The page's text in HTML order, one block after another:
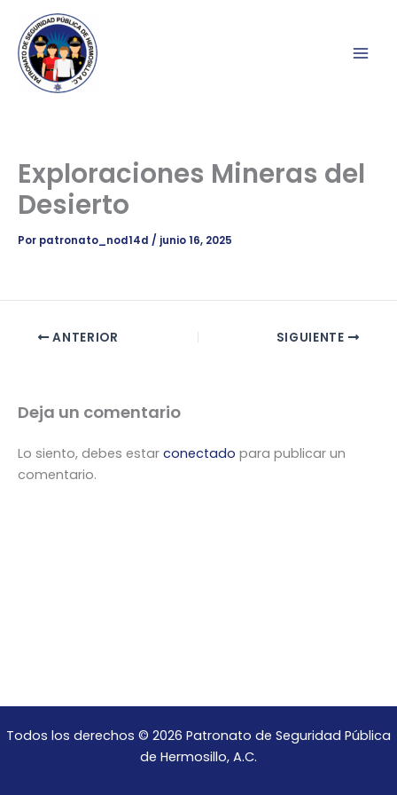
contenido
Exploraciones Mineras del
Desierto
Por patronato_nod14d / junio 16, 2025
ANTERIOR SIGUIENTE
Deja un comentario
Lo siento, debes estar conectado para publicar un
comentario.
Todos los derechos © 2026 Patronato de Seguridad Pública
de Hermosillo, A.C.